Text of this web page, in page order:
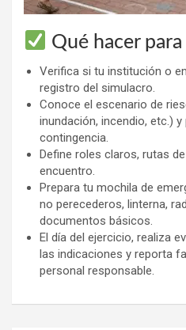
Qué hacer
Verifica si tu institución o
registro del simulacro.
Conoce el escenario de
inundación, incendio, etc.) y
contingencia.
Define roles claros, rutas
encuentro.
Prepara tu mochila de
no perecederos, linterna,
documentos básicos.
El día del ejercicio, realiza
las indicaciones y reporta
personal responsable.